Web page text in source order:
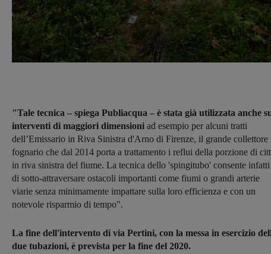
"Tale tecnica – spiega Publiacqua – è stata già utilizzata anche
interventi di maggiori dimensioni ad esempio per alcuni tratti
dell’Emissario in Riva Sinistra d'Arno di Firenze, il grande collettore
fognario che dal 2014 porta a trattamento i reflui della porzione di
in riva sinistra del fiume. La tecnica dello 'spingitubo' consente infatti
di sotto-attraversare ostacoli importanti come fiumi o grandi arterie
viarie senza minimamente impattare sulla loro efficienza e con un
notevole risparmio di tempo".
La fine dell'intervento di via Pertini, con la messa in esercizio
due tubazioni, è prevista per la fine del 2020.